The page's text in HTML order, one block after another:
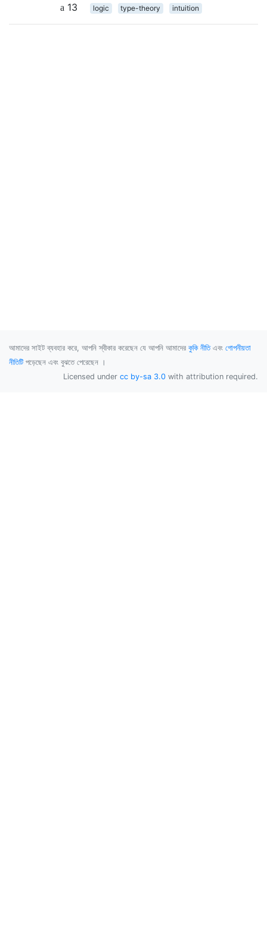
13
logic type-theory intuition
আমাদের সাইট ব্যবহার করে, আপনি স্বীকার করেছেন যে আপনি আমাদের কুকি নীতিএবং গোপনীয়তা
নীতিটি পড়েছেন এবং বুঝতে পেরেছেন ।
Licensed under cc by-sa 3.0 with attribution required.